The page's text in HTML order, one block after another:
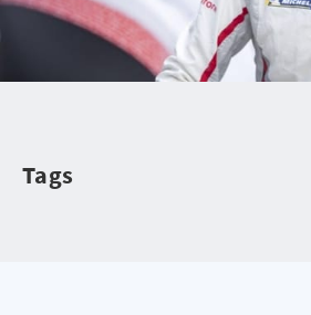
Tags